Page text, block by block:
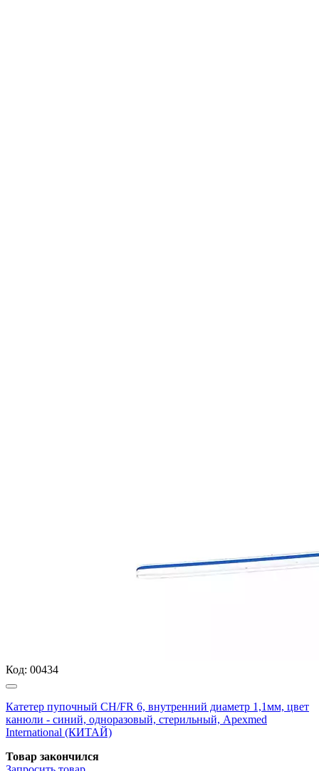
Код: 00434
Катетер пупочный СН/FR 6, внутренний диаметр 1,1мм, цвет
канюли - синий, одноразовый, стерильный, Apexmed
International (КИТАЙ)
Товар закончился